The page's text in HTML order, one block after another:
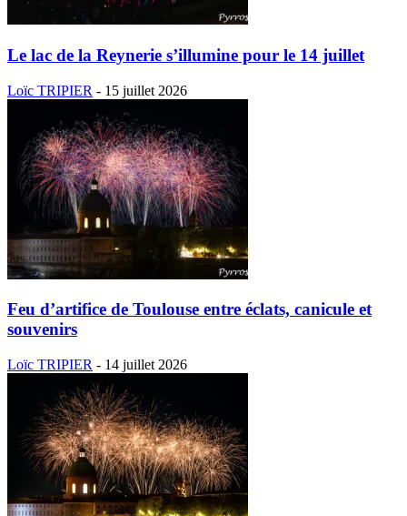
Le lac de la Reynerie s’illumine pour le 14 juillet
Loïc TRIPIER - 15 juillet 2026
Feu d’artifice de Toulouse entre éclats, canicule et
souvenirs
Loïc TRIPIER - 14 juillet 2026